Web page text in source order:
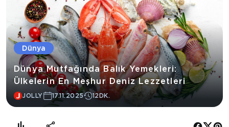
Dünya
Dünya Mutfağında Balık Yemekleri:
Ülkelerin En Meşhur Deniz Lezzetleri
JOLLY 17.11.2025 12DK.